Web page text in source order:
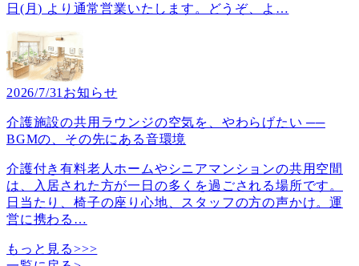
日(月) より通常営業いたします。どうぞ、よ …
2026/7/31 お知らせ
介護施設の共用ラウンジの空気を、やわらげたい ──
BGMの、その先にある音環境
介護付き有料老人ホームやシニアマンションの共用空間
は、入居された方が一日の多くを過ごされる場所です。
日当たり、椅子の座り心地、スタッフの方の声かけ。運
営に携わる …
もっと見る>>>